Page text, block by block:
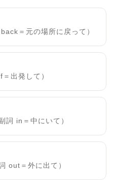
＝元の場所に戻って）
出発して）
詞 in＝中にいて）
out＝外に出て）